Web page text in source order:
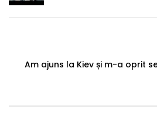
Am ajuns la Kiev și m-a oprit